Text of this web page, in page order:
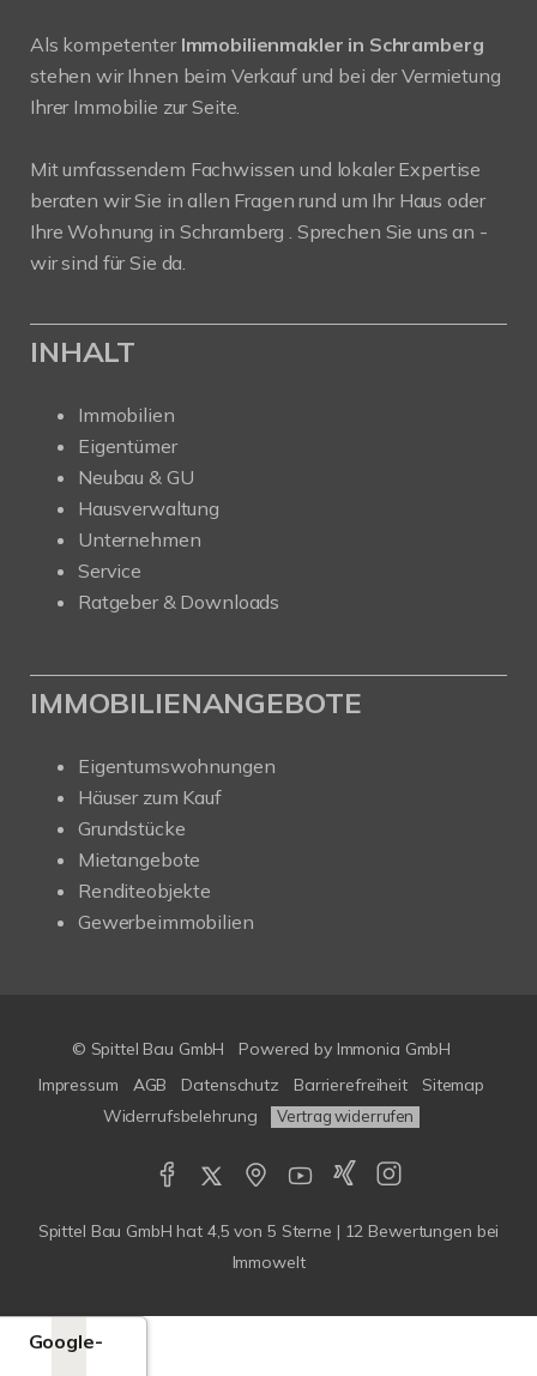
Als kompetenter Immobilienmakler in Schramberg
stehen wir Ihnen beim Verkauf und bei der Vermietung
Ihrer Immobilie zur Seite.
Mit umfassendem Fachwissen und lokaler Expertise
beraten wir Sie in allen Fragen rund um Ihr Haus oder
Ihre Wohnung in Schramberg . Sprechen Sie uns an -
wir sind für Sie da.
INHALT
Immobilien
Eigentümer
Neubau & GU
Hausverwaltung
Unternehmen
Service
Ratgeber & Downloads
IMMOBILIENANGEBOTE
Eigentumswohnungen
Häuser zum Kauf
Grundstücke
Mietangebote
Renditeobjekte
Gewerbeimmobilien
© Spittel Bau GmbH Powered by Immonia GmbH
Impressum
AGB Datenschutz Barrierefreiheit
Sitemap
Widerrufsbelehrung
Vertrag widerrufen
Spittel Bau GmbH hat 4,5 von 5 Sterne | 12 Bewertungen bei
Immowelt
Google-